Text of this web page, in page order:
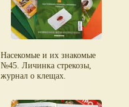
Насекомые и их знакомые
№45. Личинка стрекозы,
журнал о клещах.